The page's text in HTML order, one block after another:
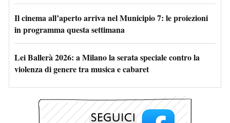
Il cinema all’aperto arriva nel Municipio 7: le proiezioni
in programma questa settimana
Lei Ballerà 2026: a Milano la serata speciale contro la
violenza di genere tra musica e cabaret